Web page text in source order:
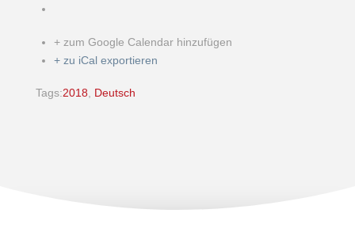
+ zum Google Calendar hinzufügen
+ zu iCal exportieren
Tags:2018 Deutsch